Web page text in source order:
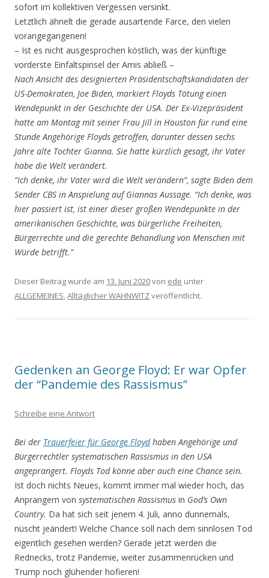
sofort im kollektiven Vergessen versinkt.
Letztlich ähnelt die gerade ausartende Farce, den vielen
vorangegangenen!
– Ist es nicht ausgesprochen köstlich, was der künftige
vorderste Einfaltspinsel der Amis abließ –
Nach Ansicht des designierten Präsidentschaftskandidaten der
US-Demokraten, Joe Biden, markiert Floyds Tötung einen
Wendepunkt in der Geschichte der USA. Der Ex-Vizepräsident
hatte am Montag mit seiner Frau Jill in Houston für rund eine
Stunde Angehörige Floyds getroffen, darunter dessen sechs
Jahre alte Tochter Gianna. Sie hatte kürzlich gesagt, ihr Vater
habe die Welt verändert.
“Ich denke, ihr Vater wird die Welt verändern”, sagte Biden dem
Sender CBS in Anspielung auf Giannas Aussage. “Ich denke, was
hier passiert ist, ist einer dieser großen Wendepunkte in der
amerikanischen Geschichte, was bürgerliche Freiheiten,
Bürgerrechte und die gerechte Behandlung von Menschen mit
Würde betrifft.”
Dieser Beitrag wurde am 13. Juni 2020von ede unter
ALLGEMEINES,Alltäglicher WAHNWITZveröffentlicht.
Gedenken an George Floyd: Er war Opfer
der “Pandemie des Rassismus”
Schreibe eine Antwort
Bei der Trauerfeier für George Floydhaben Angehörige und
Bürgerrechtler systematischen Rassismus in den USA
angeprangert. Floyds Tod könne aber auch eine Chance sein.
Ist doch nichts Neues, kommt immer mal wieder hoch, das
Anprangern von systematischen Rassismus in God’s Own
Country. Da hat sich seit jenem 4. Juli, anno dunnemals,
nüscht jeändert! Welche Chance soll nach dem sinnlosen Tod
eigentlich gesehen werden? Gerade jetzt werden die
Rednecks, trotz Pandemie, weiter zusammenrücken und
Trump noch glühender hofieren!